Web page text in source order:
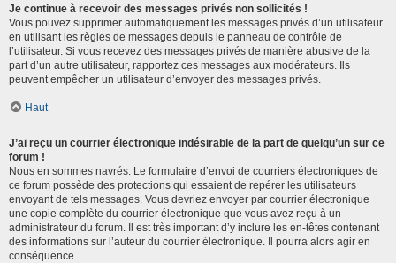
Je continue à recevoir des messages privés non sollicités !
Vous pouvez supprimer automatiquement les messages privés d’un utilisateur
en utilisant les règles de messages depuis le panneau de contrôle de
l’utilisateur. Si vous recevez des messages privés de manière abusive de la
part d’un autre utilisateur, rapportez ces messages aux modérateurs. Ils
peuvent empêcher un utilisateur d’envoyer des messages privés.
Haut
J’ai reçu un courrier électronique indésirable de la part de quelqu’un sur ce
forum !
Nous en sommes navrés. Le formulaire d’envoi de courriers électroniques de
ce forum possède des protections qui essaient de repérer les utilisateurs
envoyant de tels messages. Vous devriez envoyer par courrier électronique
une copie complète du courrier électronique que vous avez reçu à un
administrateur du forum. Il est très important d’y inclure les en-têtes contenant
des informations sur l’auteur du courrier électronique. Il pourra alors agir en
conséquence.